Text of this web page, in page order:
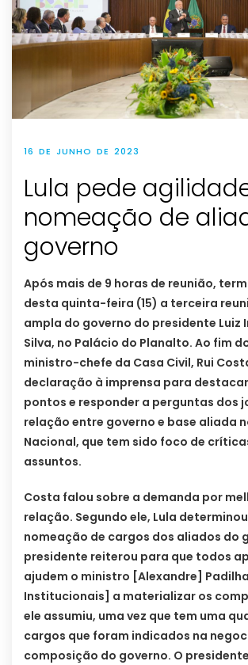
16 DE JUNHO DE 2023
Lula pede
nomeação de
governo
Após mais de 9 horas de reunião,
desta quinta-feira (15) a terceira
ampla do governo do presidente Luiz
Silva, no Palácio do Planalto. Ao fim
ministro-chefe da Casa Civil, Rui
declaração à imprensa para
pontos e responder a perguntas dos
relação entre governo e base aliada
Nacional, que tem sido foco de
assuntos.
Costa falou sobre a demanda por
relação. Segundo ele, Lula
nomeação de cargos dos aliados do
presidente reiterou para que todos
ajudem o ministro [Alexandre]
Institucionais] a materializar os
ele assumiu, uma vez que tem uma
cargos que foram indicados na
composição do governo. O